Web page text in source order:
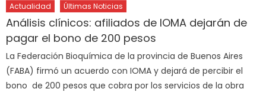
Actualidad Últimas Noticias
Análisis clínicos: afiliados de IOMA dejarán de
pagar el bono de 200 pesos
La Federación Bioquímica de la provincia de Buenos Aires
(FABA) firmó un acuerdo con IOMA y dejará de percibir el
bono de 200 pesos que cobra por los servicios de la obra